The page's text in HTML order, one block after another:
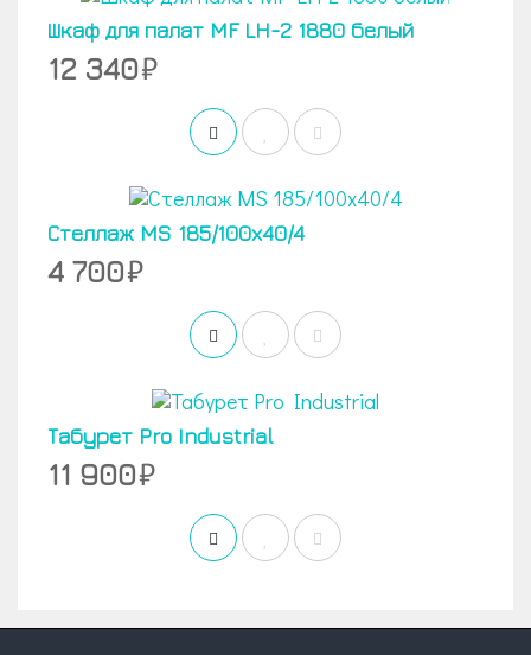
Шкаф для палат MF LH-2 1880 белый
12 340
Стеллаж MS 185/100х40/4
4 700
Табурет Pro Industrial
11 900